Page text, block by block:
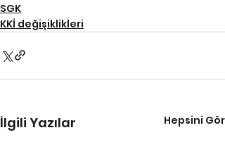
SGK
KKİ değişiklikleri
İlgili Yazılar Hepsini Gör